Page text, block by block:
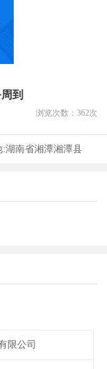
到
浏览次数： 362次
:湖南省湘潭湘潭县
限公司